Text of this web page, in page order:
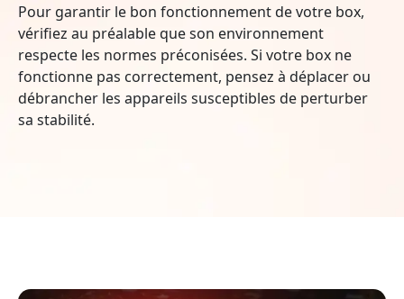
Pour garantir le bon fonctionnement de votre box,
vérifiez au préalable que son environnement
respecte les normes préconisées. Si votre box ne
fonctionne pas correctement, pensez à déplacer ou
débrancher les appareils susceptibles de perturber
sa stabilité.